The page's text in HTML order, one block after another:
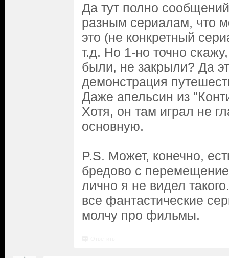
Да тут полно
разным сериалам, что
это (не конкретный
т.д. Но 1-но точно
были, не закрыли? Да
демонстрация
Даже апельсин из
Хотя, он там играл не
основную.
P.S. Может, конечно,
бредово с
лично я не видел
все фантастические
молчу про фильмы.